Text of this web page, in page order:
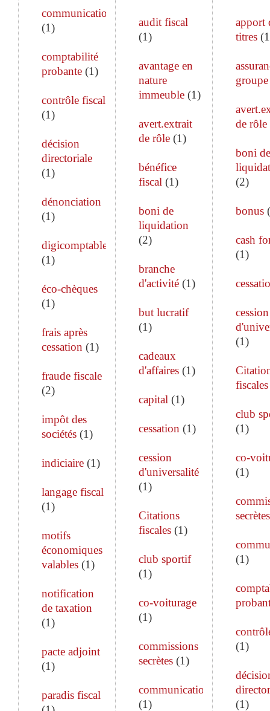
communication
(1)
comptabilité
probante (1)
contrôle fiscal
(1)
décision
directoriale
(1)
dénonciation
(1)
digicomptable
(1)
éco-chèques
(1)
frais après
cessation (1)
fraude fiscale
(2)
impôt des
sociétés (1)
indiciaire (1)
langage fiscal
(1)
motifs
économiques
valables (1)
notification
de taxation
(1)
pacte adjoint
(1)
paradis fiscal
audit fiscal
(1)
avantage en
nature
immeuble(1)
avert.extrait
de rôle(1)
bénéfice
fiscal (1)
boni de
liquidation
(2)
branche
d'activité(1)
but lucratif
(1)
cadeaux
d'affaires(1)
capital (1)
cessation (1)
cession
d'universalité
(1)
Citations
fiscales(1)
club sportif
(1)
co-voiturage
(1)
commissions
secrètes(1)
communication
(1)
apport
titres(1
groupe
de rôle
boni de
(2)
bonus(
cash
(1)
cession
(1)
fiscales
club
(1)
co-
(1)
secrètes
(1)
(1)
(1)